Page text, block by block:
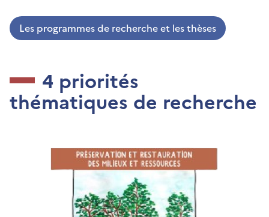
Les programmes de recherche et les thèses
4 priorités
thématiques de recherche